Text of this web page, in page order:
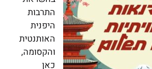
התרבות
היפנית
האותנטית
והקסומה,
כאן